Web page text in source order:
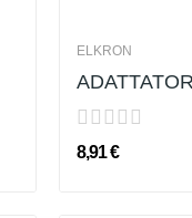
ELKRON
8,91 €